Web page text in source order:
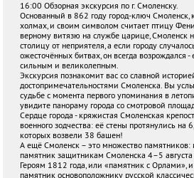
16:00 Обзорная экскурсия по г. Смоленску.
Основанный в 862 году город-ключ Смоленск,
холмах, и своим символом считает птицу
верному витязю на службе царице, Смоленск
столицу от неприятеля, а если городу
ожесточённых битвах, он всегда возрождался
сильным и великолепным.
Экскурсия познакомит вас со славной
достопримечательностями Смоленска. Вы
судьбе с момента первого упоминания в
увидите панораму города со смотровой
Сердце города - кряжистая Смоленская
военного зодчества: её стены протянулись на
которых возвели 38 башен!
А ещё Смоленск – это множество памятников:
памятник защитникам Смоленска 4–5
Героям 1812 года, или «памятник с Орлами»,
памятник основоположнику русской